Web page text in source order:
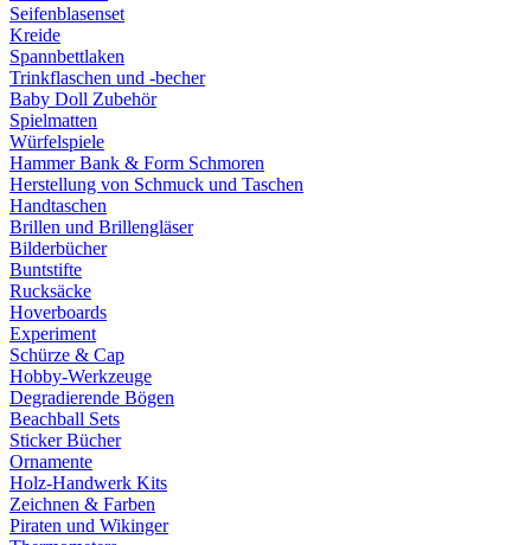
Seifenblasenset
Kreide
Spannbettlaken
Trinkflaschen und -becher
Baby Doll Zubehör
Spielmatten
Würfelspiele
Hammer Bank & Form Schmoren
Herstellung von Schmuck und Taschen
Handtaschen
Brillen und Brillengläser
Bilderbücher
Buntstifte
Rucksäcke
Hoverboards
Experiment
Schürze & Cap
Hobby-Werkzeuge
Degradierende Bögen
Beachball Sets
Sticker Bücher
Ornamente
Holz-Handwerk Kits
Zeichnen & Farben
Piraten und Wikinger